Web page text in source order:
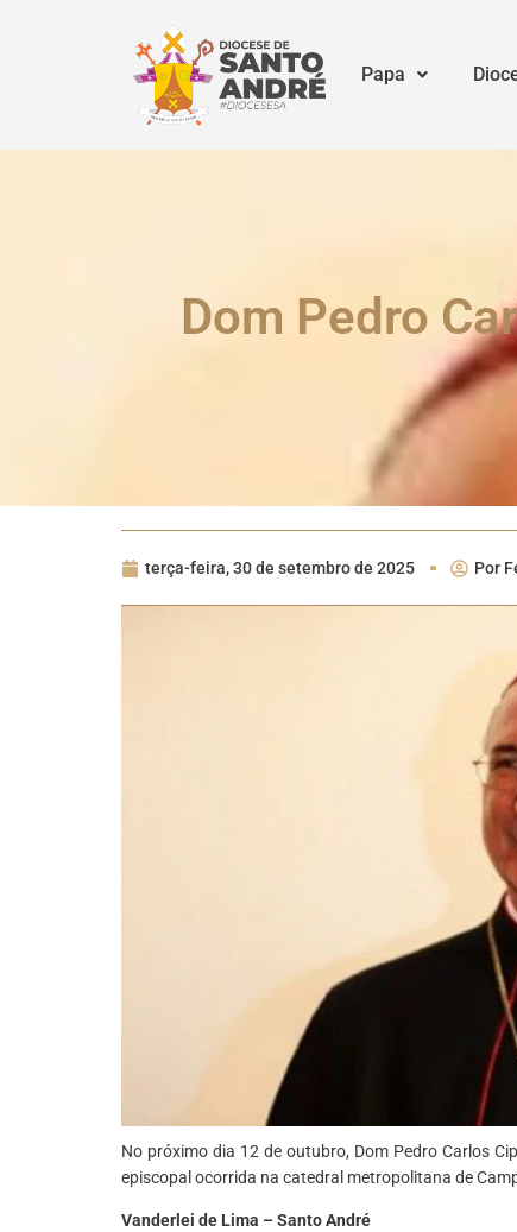
Papa
Dom Pedro
terça-feira, 30 de setembro de 2025 Por
No próximo dia 12 de outubro, Dom Pedro Carlos
episcopal ocorrida na catedral metropolitana de
Vanderlei de Lima – Santo André